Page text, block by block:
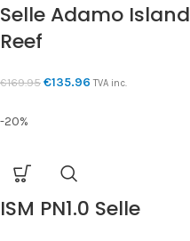
Selle Adamo Island
Reef
€169.95 €135.96 TVA inc.
-20%
ISM PN1.0 Selle